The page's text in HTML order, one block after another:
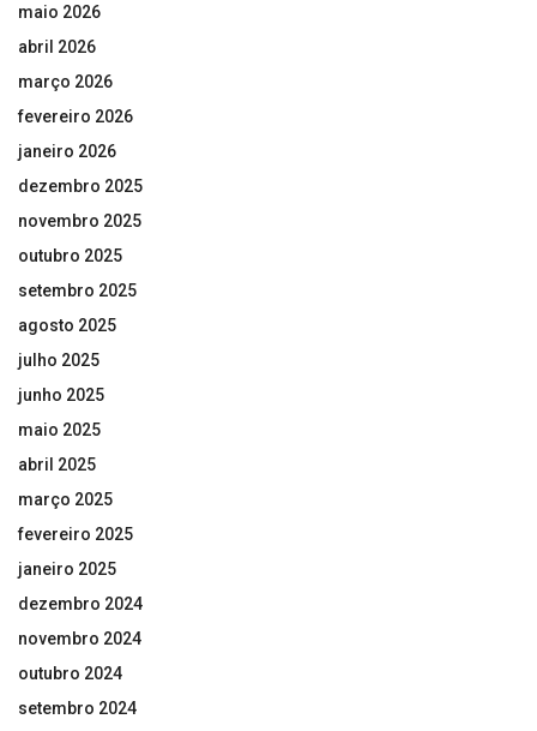
maio 2026
abril 2026
março 2026
fevereiro 2026
janeiro 2026
dezembro 2025
novembro 2025
outubro 2025
setembro 2025
agosto 2025
julho 2025
junho 2025
maio 2025
abril 2025
março 2025
fevereiro 2025
janeiro 2025
dezembro 2024
novembro 2024
outubro 2024
setembro 2024